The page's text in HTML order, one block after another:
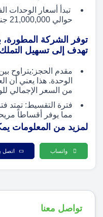
تبدأ أسعار الوحدات
حوالي 21,000,000 جنيه مصري .
توفر الشركة المطورة،
تهدف إلى تسهيل
الوحدة. هذا يعني أن
من السعر الإجمالي
مما يوفر أقساطاً
لمزيد من المعلومات
واتساب اتصل
تواصل معنا